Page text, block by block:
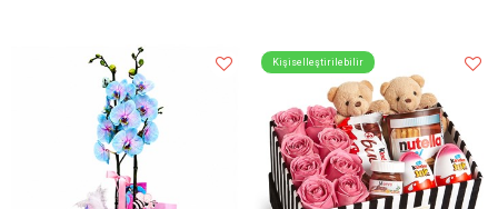
Kişiselleştirilebilir